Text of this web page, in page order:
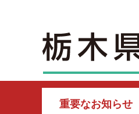
栃木県
重要なお知らせ